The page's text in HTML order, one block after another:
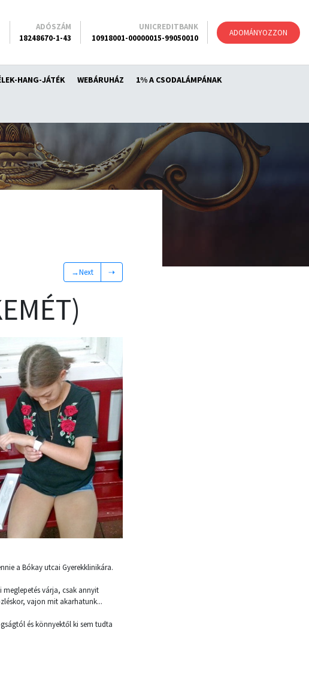
ADOMÁNYOZZON
HANG-JÁTÉK WEBÁRUHÁZ 1% A CSODALÁMPÁNAK
ADÓSZÁM
18248670-1-43
UNICREDITBANK
10918001-00000015-99050010
→Next ⇢
a Bókay utcai Gyerekklinikára.
meglepetés várja, csak annyit
vajon mit akarhatunk...
és könnyektől ki sem tudta